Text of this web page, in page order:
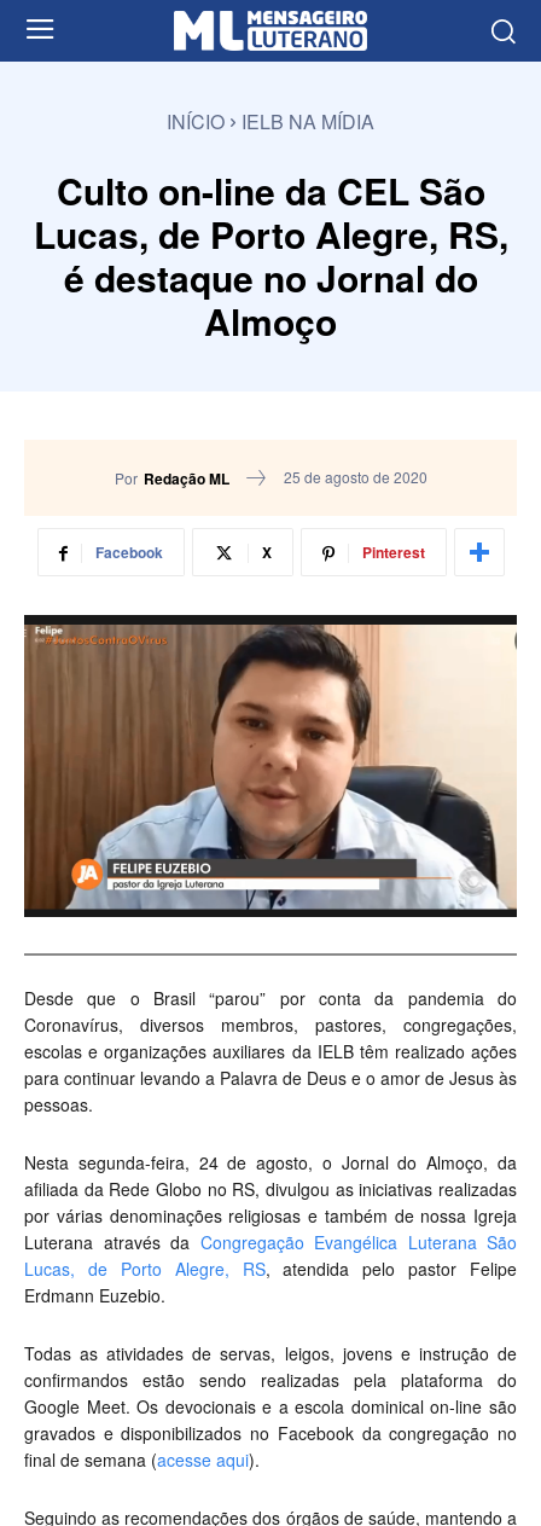
INÍCIO IELB NA MÍDIA
Culto on-line da CEL São
Lucas, de Porto Alegre, RS,
é destaque no Jornal do
Almoço
Por Redação ML 25 de agosto de 2020
Facebook X Pinterest
Desde que o Brasil “parou” por conta da pandemia do
Coronavírus, diversos membros, pastores, congregações,
escolas e organizações auxiliares da IELB têm realizado ações
para continuar levando a Palavra de Deus e o amor de Jesus às
pessoas.
Nesta segunda-feira, 24 de agosto, o Jornal do Almoço, da
afiliada da Rede Globo no RS, divulgou as iniciativas realizadas
por várias denominações religiosas e também de nossa Igreja
Luterana através da Congregação Evangélica Luterana São
Lucas, de Porto Alegre, RS, atendida pelo pastor Felipe
Erdmann Euzebio.
Todas as atividades de servas, leigos, jovens e instrução de
confirmandos estão sendo realizadas pela plataforma do
Google Meet. Os devocionais e a escola dominical on-line são
gravados e disponibilizados no Facebook da congregação no
final de semana (acesse aqui).
Seguindo as recomendações dos órgãos de saúde, mantendo a